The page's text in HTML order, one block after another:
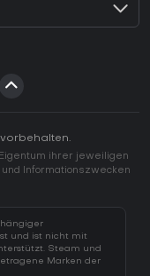
ihrer jeweiligen
Informationszwecken
und ist nicht mit
Steam und
Marken der